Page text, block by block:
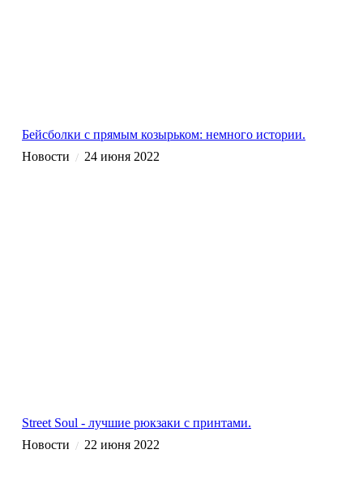
Бейсболки с прямым козырьком: немного истории.
Новости / 24 июня 2022
Street Soul - лучшие рюкзаки с принтами.
Новости / 22 июня 2022